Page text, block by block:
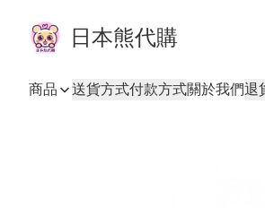
日本熊代購
商品 送貨方式付款方式關於我們退